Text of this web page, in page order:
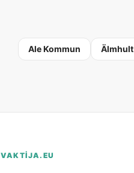
Ale Kommun Älmhult
VAKTIJA.EU